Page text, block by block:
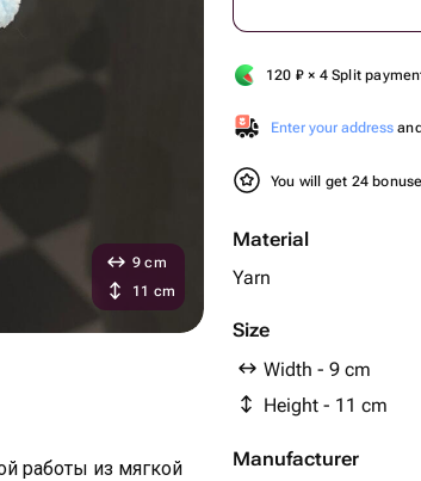
120 ₽ × 4 Split
Enter your address
You will get 24
Material
Yarn
Size
Width - 9 cm
Height - 11 cm
Manufacturer
9 cm
11 cm
работы из мягкой